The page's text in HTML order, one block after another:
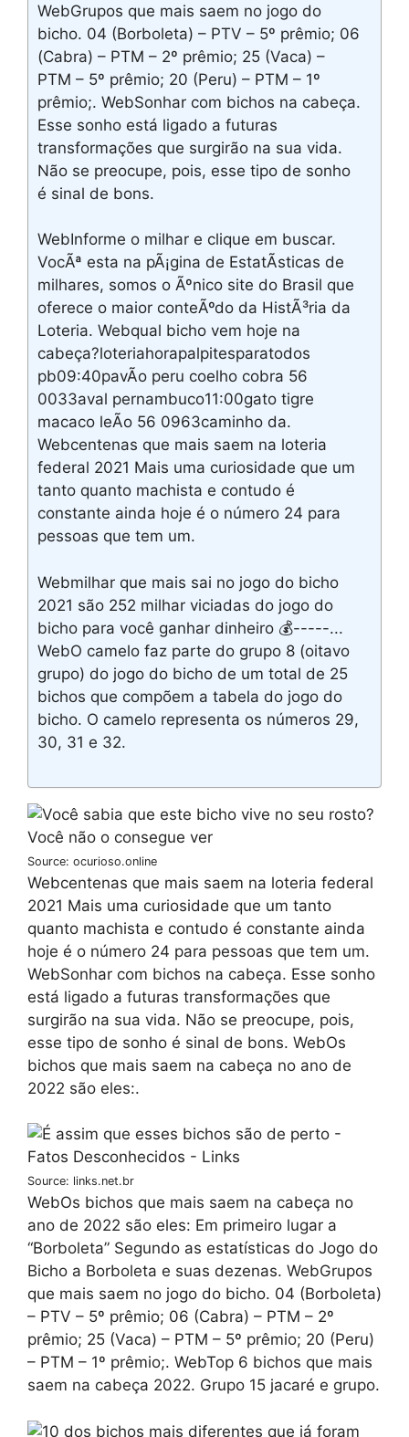
WebGrupos que mais saem no jogo do
bicho. 04 (Borboleta) – PTV – 5º prêmio; 06
(Cabra) – PTM – 2º prêmio; 25 (Vaca) –
PTM – 5º prêmio; 20 (Peru) – PTM – 1º
prêmio;. WebSonhar com bichos na cabeça.
Esse sonho está ligado a futuras
transformações que surgirão na sua vida.
Não se preocupe, pois, esse tipo de sonho
é sinal de bons.
WebInforme o milhar e clique em buscar.
VocÃª esta na pÃ¡gina de EstatÃ­sticas de
milhares, somos o Ãºnico site do Brasil que
oferece o maior conteÃºdo da HistÃ³ria da
Loteria. Webqual bicho vem hoje na
cabeça?loteriahorapalpitesparatodos
pb09:40pavÃo peru coelho cobra 56
0033aval pernambuco11:00gato tigre
macaco leÃo 56 0963caminho da.
Webcentenas que mais saem na loteria
federal 2021 Mais uma curiosidade que um
tanto quanto machista e contudo é
constante ainda hoje é o número 24 para
pessoas que tem um.
Webmilhar que mais sai no jogo do bicho
2021 são 252 milhar viciadas do jogo do
bicho para você ganhar dinheiro 💰-----...
WebO camelo faz parte do grupo 8 (oitavo
grupo) do jogo do bicho de um total de 25
bichos que compõem a tabela do jogo do
bicho. O camelo representa os números 29,
30, 31 e 32.
Source: ocurioso.online
Webcentenas que mais saem na loteria federal
2021 Mais uma curiosidade que um tanto
quanto machista e contudo é constante ainda
hoje é o número 24 para pessoas que tem um.
WebSonhar com bichos na cabeça. Esse sonho
está ligado a futuras transformações que
surgirão na sua vida. Não se preocupe, pois,
esse tipo de sonho é sinal de bons. WebOs
bichos que mais saem na cabeça no ano de
2022 são eles:.
Source: links.net.br
WebOs bichos que mais saem na cabeça no
ano de 2022 são eles: Em primeiro lugar a
“Borboleta” Segundo as estatísticas do Jogo do
Bicho a Borboleta e suas dezenas. WebGrupos
que mais saem no jogo do bicho. 04 (Borboleta)
– PTV – 5º prêmio; 06 (Cabra) – PTM – 2º
prêmio; 25 (Vaca) – PTM – 5º prêmio; 20 (Peru)
– PTM – 1º prêmio;. WebTop 6 bichos que mais
saem na cabeça 2022. Grupo 15 jacaré e grupo.